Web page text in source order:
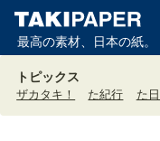
最高の素材、日本の紙。
トピックス
ザカタキ！ た紀行 た日